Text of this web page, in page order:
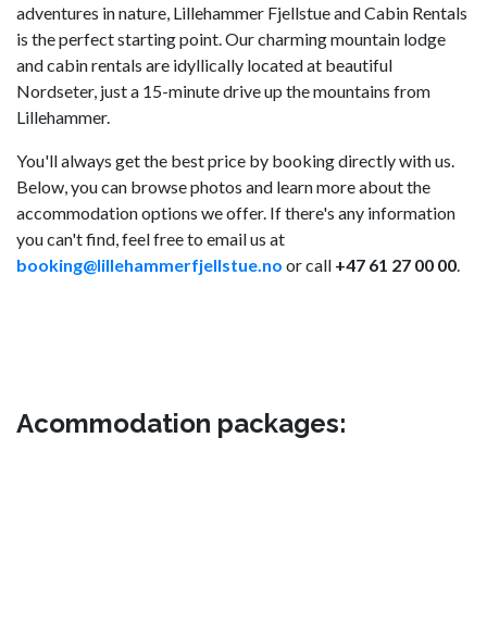
adventures in nature, Lillehammer Fjellstue and Cabin Rentals
is the perfect starting point. Our charming mountain lodge
and cabin rentals are idyllically located at beautiful
Nordseter, just a 15-minute drive up the mountains from
Lillehammer.
You'll always get the best price by booking directly with us.
Below, you can browse photos and learn more about the
accommodation options we offer. If there's any information
you can't find, feel free to email us at
booking@lillehammerfjellstue.no or call +47 61 27 00 00.
Acommodation packages: